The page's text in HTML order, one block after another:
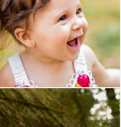
561 0